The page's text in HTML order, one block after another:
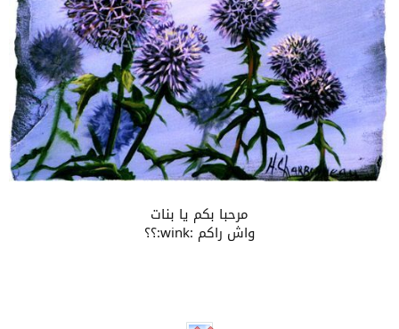
مرحبا بكم يا بنات
واش راكم :wink:؟؟